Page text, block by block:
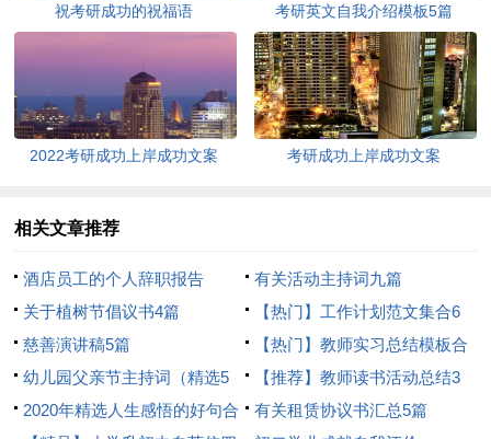
祝考研成功的祝福语 考研英文自我介绍模板5篇
2022考研成功上岸成功文案 考研成功上岸成功文案
相关文章推荐
酒店员工的个人辞职报告
有关活动主持词九篇
关于植树节倡议书4篇
【热门】工作计划范文集合6
篇
慈善演讲稿5篇
【热门】教师实习总结模板合
集5篇
幼儿园父亲节主持词（精选5
篇）
【推荐】教师读书活动总结3
篇
2020年精选人生感悟的好句合
有关租赁协议书汇总5篇